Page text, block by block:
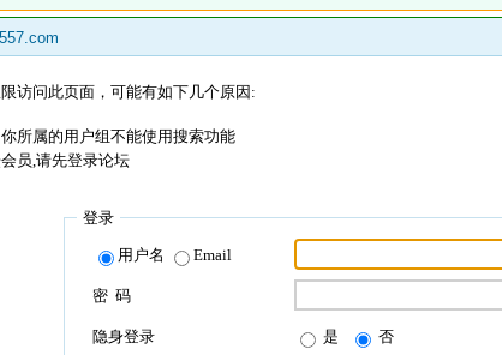
访问此页面，可能有如下几个原因:
所属的用户组不能使用搜索功能
员,请先登录论坛
登录
用户名 Email
密 码
隐身登录 是 否